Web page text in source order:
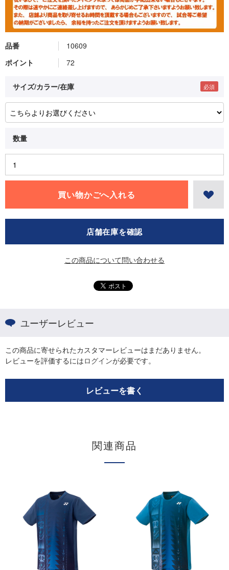
品番
10609
ポイント
72
サイズ/カラー/在庫
店舗在庫を確認
この商品について問い合わせる
ユーザーレビュー
この商品に寄せられたカスタマーレビューはまだありません。
レビューを評価するにはログインが必要です。
レビューを書く
関連商品